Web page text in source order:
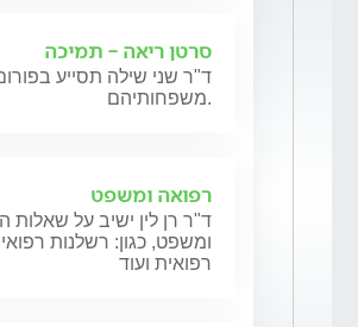
סרטן ריאה - תמיכה
ד"ר שני שילה תסייע
משפחותיהם.
רפואה ומשפט
ד"ר רן לין ישיב על שאלות
ומשפט, כגון: רשלנות
רפואית ועוד